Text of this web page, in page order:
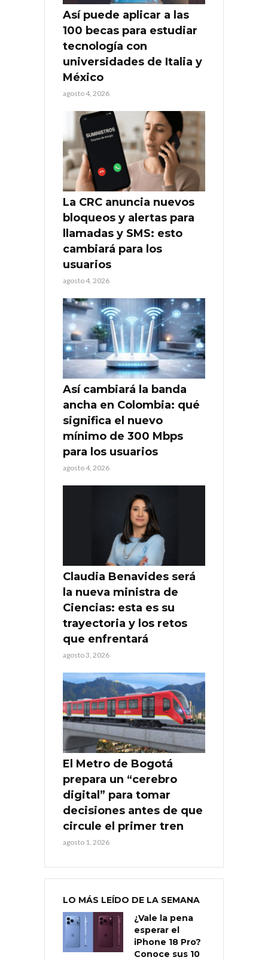
Así puede aplicar a las
100 becas para estudiar
tecnología con
universidades de Italia y
México
agosto 4, 2026
La CRC anuncia nuevos
bloqueos y alertas para
llamadas y SMS: esto
cambiará para los
usuarios
agosto 4, 2026
Así cambiará la banda
ancha en Colombia: qué
significa el nuevo
mínimo de 300 Mbps
para los usuarios
agosto 4, 2026
Claudia Benavides será
la nueva ministra de
Ciencias: esta es su
trayectoria y los retos
que enfrentará
agosto 3, 2026
El Metro de Bogotá
prepara un “cerebro
digital” para tomar
decisiones antes de que
circule el primer tren
agosto 1, 2026
LO MÁS LEÍDO DE LA SEMANA
¿Vale la pena
esperar el
iPhone 18 Pro?
Conoce sus 10